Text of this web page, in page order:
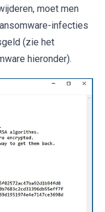
moet men
infecties
(zie het
hieronder).